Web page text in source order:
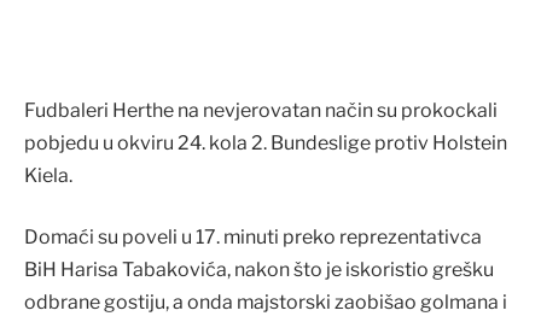
Fudbaleri Herthe na nevjerovatan način su prokockali
pobjedu u okviru 24. kola 2. Bundeslige protiv Holstein
Kiela.
Domaći su poveli u 17. minuti preko reprezentativca
BiH Harisa Tabakovića, nakon što je iskoristio grešku
odbrane gostiju, a onda majstorski zaobišao golmana i